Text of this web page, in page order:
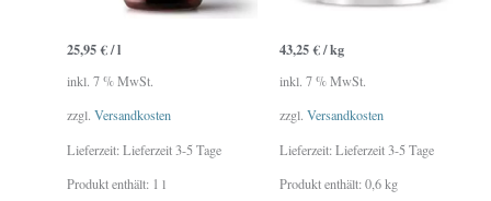
25,95€/l
inkl. 7 % MwSt.
zzgl.Versandkosten
Lieferzeit:Lieferzeit 3-5 Tage
Produkt enthält: 1l
43,25€/kg
inkl. 7 % MwSt.
zzgl. Versandkosten
Lieferzeit:Lieferzeit 3-5 Tage
Produkt enthält: 0,6kg